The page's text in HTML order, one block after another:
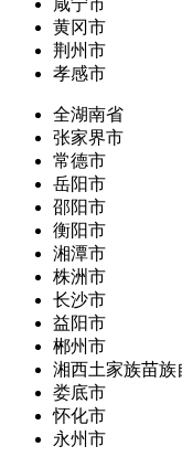
咸宁市
黄冈市
荆州市
孝感市
全湖南省
张家界市
常德市
岳阳市
邵阳市
衡阳市
湘潭市
株洲市
长沙市
益阳市
郴州市
湘西土家族苗族
娄底市
怀化市
永州市